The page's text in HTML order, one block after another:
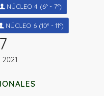
NÚCLEO 4 (6° - 7°)
NÚCLEO 6 (10° - 11°)